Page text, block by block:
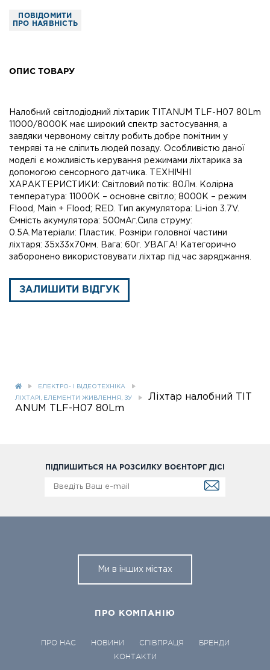
ПОВІДОМИТИ
ПРО НАЯВНІСТЬ
ОПИС ТОВАРУ
Налобний світлодіодний ліхтарик TITANUM TLF-H07 80Lm
11000/8000K має широкий спектр застосування, а
завдяки червоному світлу робить добре помітним у
темряві та не сліпить людей позаду. Особливістю даної
моделі є можливість керування режимами ліхтарика за
допомогою сенсорного датчика. ТЕХНІЧНІ
ХАРАКТЕРИСТИКИ: Світловий потік: 80Лм. Колірна
температура: 11000K – основне світло; 8000K – режим
Flood, Main + Flood; RED. Тип акумулятора: Li-ion 3.7V.
Ємність акумулятора: 500мАг.Сила струму:
0.5A.Матеріали: Пластик. Розміри головної частини
ліхтаря: 35х33х70мм. Вага: 60г. УВАГА! Категорично
заборонено використовувати ліхтар під час заряджання.
ЗАЛИШИТИ ВІДГУК
ЕЛЕКТРО- І ВІДЕОТЕХНІКА
ЛІХТАРІ, ЕЛЕМЕНТИ ЖИВЛЕННЯ, ЗУ
Ліхтар налобний TIT
ANUM TLF-H07 80Lm
ПІДПИШИТЬСЯ НА РОЗСИЛКУ ВОЄНТОРГ ДІСІ
Ми в інших містах
ПРО КОМПАНІЮ
ПРО НАС НОВИНИ СПІВПРАЦЯ
БРЕНДИ
КОНТАКТИ